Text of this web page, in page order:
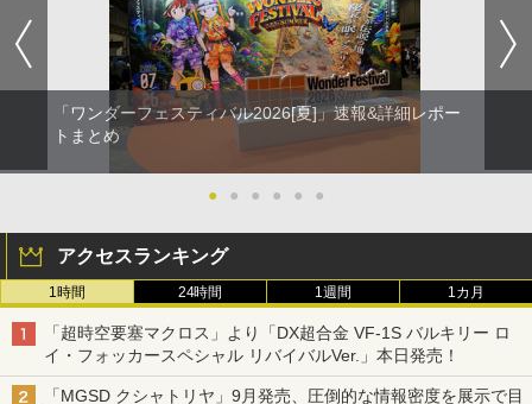
「ワンダーフェスティバル2026[夏]」速報&詳細レポー
トまとめ
● ● ● ● ● ●
アクセスランキング
1時間 24時間 1週間 1カ月
「超時空要塞マクロス」より「DX超合金 VF-1S バルキリー ロ
イ・フォッカースペシャル リバイバルVer.」本日発売！
「MGSD クシャトリヤ」9月発売、圧倒的な情報密度を展示で目